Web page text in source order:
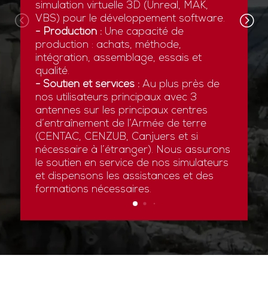
simulation virtuelle 3D (Unreal, MÄK,
VBS) pour le développement software.
- Production :Une capacité de
production : achats, méthode,
intégration, assemblage, essais et
qualité.
- Soutien et services :Au plus près de
nos utilisateurs principaux avec 3
antennes sur les principaux centres
d’entraînement de l’Armée de terre
(CENTAC, CENZUB, Canjuers et si
nécessaire à l’étranger). Nous assurons
le soutien en service de nos simulateurs
et dispensons les assistances et des
formations nécessaires.